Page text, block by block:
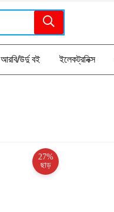
আরবি/উর্দু বই ইলেকট্রনিক্স
27%
ছাড়